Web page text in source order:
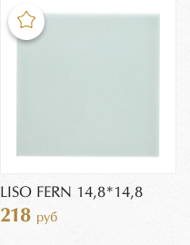
LISO FERN 14,8*14,8
218 руб